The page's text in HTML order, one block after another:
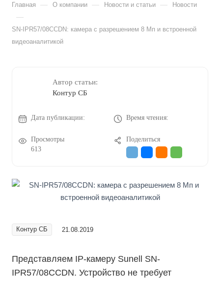
Главная — О компании — Новости и статьи — Новости
—
SN-IPR57/08CCDN: камера с разрешением 8 Мп и встроенной
видеоаналитикой
Автор статьи:
Контур СБ
Дата публикации: Время чтения:
Просмотры
613
Поделиться
Контур СБ 21.08.2019
Представляем IP-камеру Sunell SN-
IPR57/08CCDN. Устройство не требует